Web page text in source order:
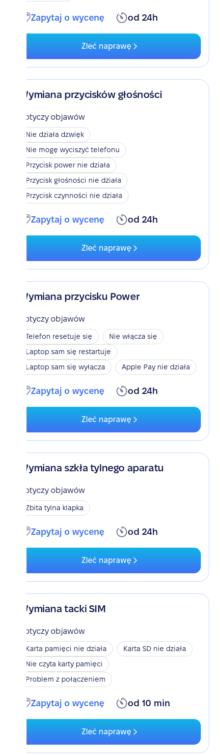
Zapytaj o wycenę od 24h
Zleć naprawę
Wymiana przycisków głośności
Dotyczy objawów
Nie działa dzwięk
Nie mogę wyciszyć telefonu
Przycisk power nie działa
Przycisk głośności nie działa
Przycisk czynności nie działa
Zapytaj o wycenę od 24h
Zleć naprawę
Wymiana przycisku Power
Dotyczy objawów
Telefon resetuje się
Nie włącza się
Laptop sam się restartuje
Laptop sam się wyłącza
Apple Pay nie działa
Zapytaj o wycenę od 24h
Zleć naprawę
Wymiana szkła tylnego aparatu
Dotyczy objawów
Zbita tylna klapka
Zapytaj o wycenę od 24h
Zleć naprawę
Wymiana tacki SIM
Dotyczy objawów
Karta pamięci nie działa
Karta SD nie działa
Nie czyta karty pamięci
Problem z połączeniem
Zapytaj o wycenę od 10 min
Zleć naprawę